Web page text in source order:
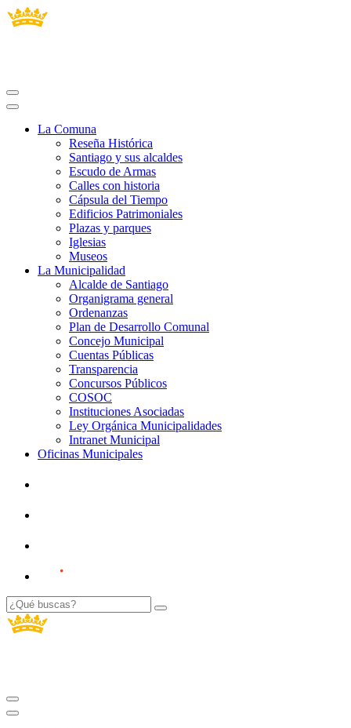
La Comuna
Reseña Histórica
Santiago y sus alcaldes
Escudo de Armas
Calles con historia
Cápsula del Tiempo
Edificios Patrimoniales
Plazas y parques
Iglesias
Museos
La Municipalidad
Alcalde de Santiago
Organigrama general
Ordenanzas
Plan de Desarrollo Comunal
Concejo Municipal
Cuentas Públicas
Transparencia
Concursos Públicos
COSOC
Instituciones Asociadas
Ley Orgánica Municipalidades
Intranet Municipal
Oficinas Municipales